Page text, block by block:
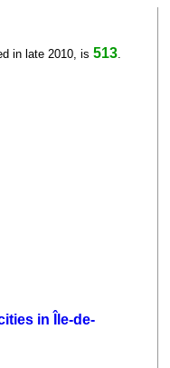
in late 2010, is 513
in Île-de-